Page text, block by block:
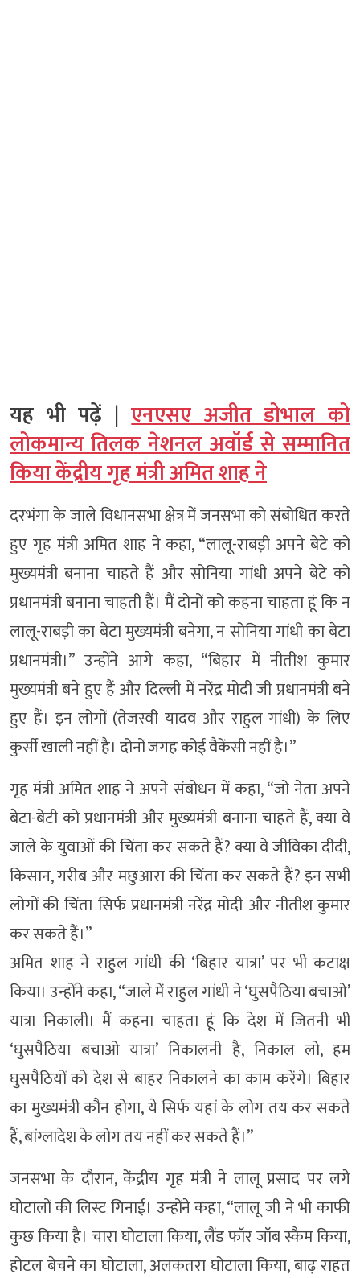
यह भी पढ़ें |एनएसए अजीत डोभाल को
लोकमान्य तिलक नेशनल अवॉर्ड से सम्मानित
किया केंद्रीय गृह मंत्री अमित शाह ने
दरभंगा के जाले विधानसभा क्षेत्र में जनसभा को संबोधित करते
हुए गृह मंत्री अमित शाह ने कहा, “लालू-राबड़ी अपने बेटे को
मुख्यमंत्री बनाना चाहते हैं और सोनिया गांधी अपने बेटे को
प्रधानमंत्री बनाना चाहती हैं। मैं दोनों को कहना चाहता हूं कि न
लालू-राबड़ी का बेटा मुख्यमंत्री बनेगा, न सोनिया गांधी का बेटा
प्रधानमंत्री।” उन्होंने आगे कहा, “बिहार में नीतीश कुमार
मुख्यमंत्री बने हुए हैं और दिल्ली में नरेंद्र मोदी जी प्रधानमंत्री बने
हुए हैं। इन लोगों (तेजस्वी यादव और राहुल गांधी) के लिए
कुर्सी खाली नहीं है। दोनों जगह कोई वैकेंसी नहीं है।”
गृह मंत्री अमित शाह ने अपने संबोधन में कहा, “जो नेता अपने
बेटा-बेटी को प्रधानमंत्री और मुख्यमंत्री बनाना चाहते हैं, क्या वे
जाले के युवाओं की चिंता कर सकते हैं? क्या वे जीविका दीदी,
किसान, गरीब और मछुआरा की चिंता कर सकते हैं? इन सभी
लोगों की चिंता सिर्फ प्रधानमंत्री नरेंद्र मोदी और नीतीश कुमार
कर सकते हैं।”
अमित शाह ने राहुल गांधी की ‘बिहार यात्रा’ पर भी कटाक्ष
किया। उन्होंने कहा, “जाले में राहुल गांधी ने ‘घुसपैठिया बचाओ’
यात्रा निकाली। मैं कहना चाहता हूं कि देश में जितनी भी
‘घुसपैठिया बचाओ यात्रा’ निकालनी है, निकाल लो, हम
घुसपैठियों को देश से बाहर निकालने का काम करेंगे। बिहार
का मुख्यमंत्री कौन होगा, ये सिर्फ यहां के लोग तय कर सकते
हैं, बांग्लादेश के लोग तय नहीं कर सकते हैं।”
जनसभा के दौरान, केंद्रीय गृह मंत्री ने लालू प्रसाद पर लगे
घोटालों की लिस्ट गिनाई। उन्होंने कहा, “लालू जी ने भी काफी
कुछ किया है। चारा घोटाला किया, लैंड फॉर जॉब स्कैम किया,
होटल बेचने का घोटाला, अलकतरा घोटाला किया, बाढ़ राहत